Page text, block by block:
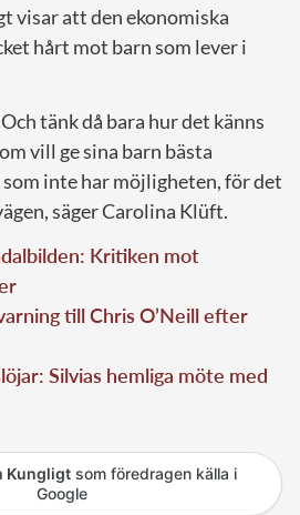
visar att den ekonomiska
hårt mot barn som lever i
tänk då bara hur det känns
vill ge sina barn bästa
inte har möjligheten, för det
säger Carolina Klüft.
Kritiken mot
till Chris O’Neill efter
Silvias hemliga möte med
Kungligtsom föredragen källa i
Google